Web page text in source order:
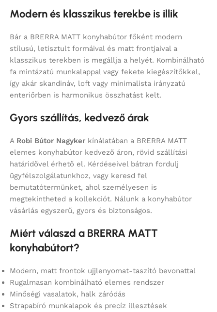
Modern és klasszikus terekbe is illik
Bár a BRERRA MATT konyhabútor főként modern
stílusú, letisztult formáival és matt frontjaival a
klasszikus terekben is megállja a helyét. Kombinálható
fa mintázatú munkalappal vagy fekete kiegészítőkkel,
így akár skandináv, loft vagy minimalista irányzatú
enteriőrben is harmonikus összhatást kelt.
Gyors szállítás, kedvező árak
A Robi Bútor Nagyker kínálatában a BRERRA MATT
elemes konyhabútor kedvező áron, rövid szállítási
határidővel érhető el. Kérdéseivel bátran fordulj
ügyfélszolgálatunkhoz, vagy keresd fel
bemutatótermünket, ahol személyesen is
megtekintheted a kollekciót. Nálunk a konyhabútor
vásárlás egyszerű, gyors és biztonságos.
Miért válaszd a BRERRA MATT
konyhabútort?
Modern, matt frontok ujjlenyomat-taszító bevonattal
Rugalmasan kombinálható elemes rendszer
Minőségi vasalatok, halk záródás
Strapabíró munkalapok és precíz illesztések